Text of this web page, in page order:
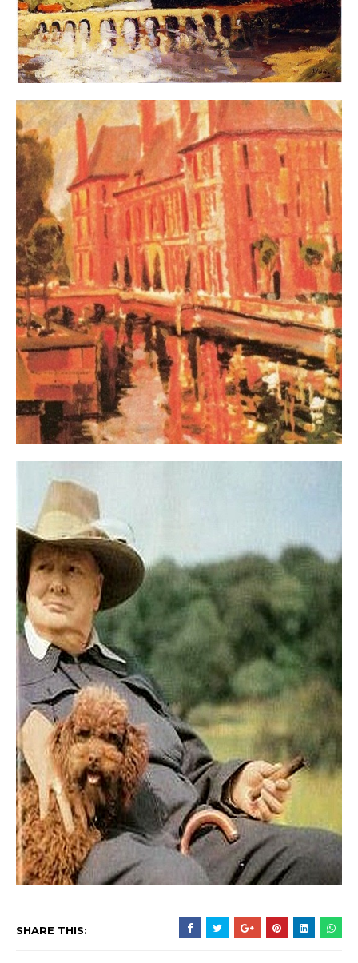
SHARE THIS: